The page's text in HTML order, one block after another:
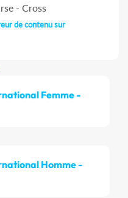
- Cross
de contenu sur
Femme -
Homme -